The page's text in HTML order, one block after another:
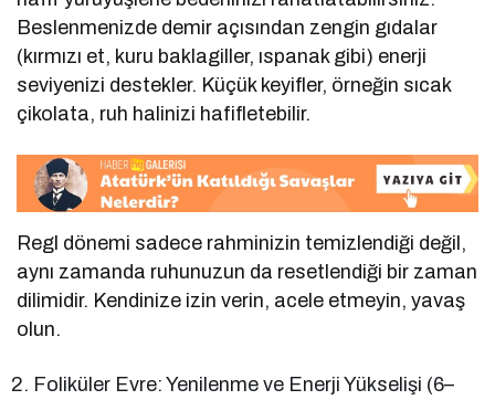
Beslenmenizde demir açısından zengin gıdalar
(kırmızı et, kuru baklagiller, ıspanak gibi) enerji
seviyenizi destekler. Küçük keyifler, örneğin sıcak
çikolata, ruh halinizi hafifletebilir.
Regl dönemi sadece rahminizin temizlendiği değil,
aynı zamanda ruhunuzun da resetlendiği bir zaman
dilimidir. Kendinize izin verin, acele etmeyin, yavaş
olun.
Foliküler Evre: Yenilenme ve Enerji Yükselişi (6–